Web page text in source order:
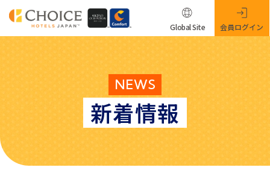
NEWS
新着情報
Global Site 会員ログイン